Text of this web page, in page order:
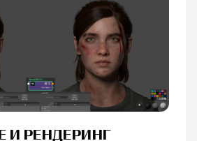
И РЕНДЕРИНГ